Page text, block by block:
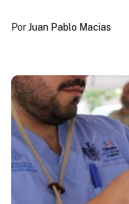
PorJuan Pablo Macias